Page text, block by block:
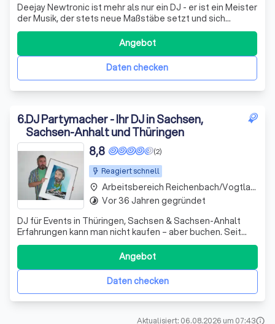
Deejay Newtronic ist mehr als nur ein DJ - er ist ein Meister
der Musik, der stets neue Maßstäbe setzt und sich
ständig weiterentwickelt. Mit über 18 Jahren Erfahrung in
der Club- und Eventszene hat er sich einen Namen
gemacht und ist auch auf Hochzeiten ein gern gesehener
Gast. Seine Fähigkeit, dieDaten checken
Angebot
6.DJ Partymacher - Ihr DJ in Sachsen,
Sachsen-Anhalt und Thüringen
Reagiert schnell
(2)
8,8
DJ für Events in Thüringen, Sachsen & Sachsen-Anhalt
Erfahrungen kann man nicht kaufen – aber buchen. Seit
über 40 Jahren sorge ich als DJ Partymacher für beste
Stimmung und perfekt abgestimmte Musik – von
Hochzeiten bis Firmenevents. Mit der „Lizenz zum
Auflegen“ bringe ich als DJ Partymacher nicht
Daten checken
Angebot
place Arbeitsbereich Reichenbach/Vogtland
timelapse Vor 36 Jahren gegründet
Aktualisiert: 06.08.2026 um 07:43info